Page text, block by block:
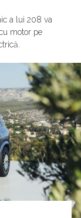
a lui 208 va
motor pe